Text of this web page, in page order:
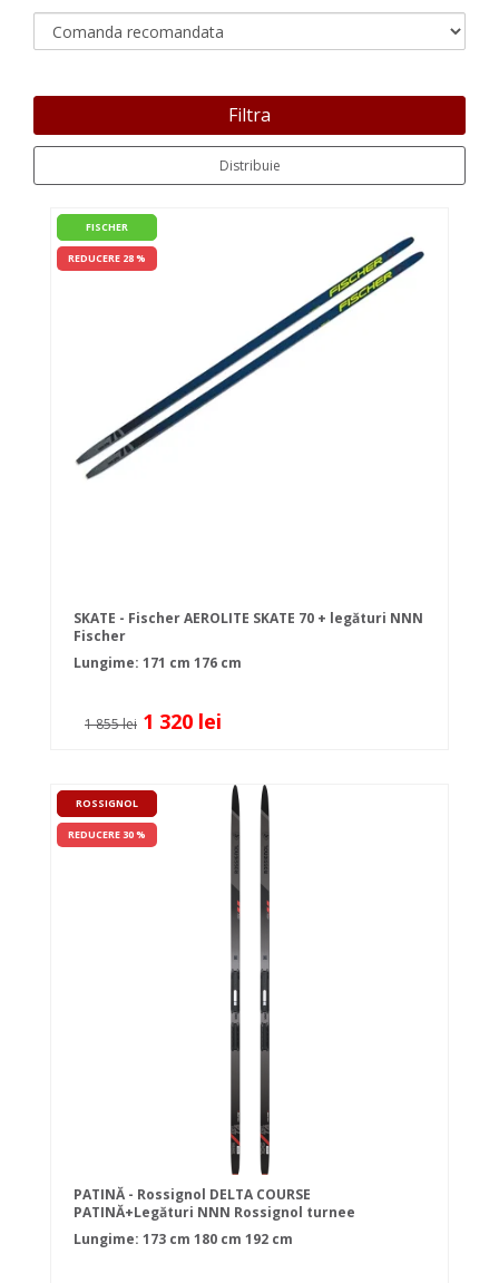
Filtra
Distribuie
FISCHER
REDUCERE 28 %
SKATE - Fischer AEROLITE SKATE 70 + legături NNN
Fischer
Lungime: 171 cm 176 cm
1 855 lei 1 320 lei
ROSSIGNOL
REDUCERE 30 %
PATINĂ - Rossignol DELTA COURSE
PATINĂ+Legături NNN Rossignol turnee
Lungime: 173 cm 180 cm 192 cm